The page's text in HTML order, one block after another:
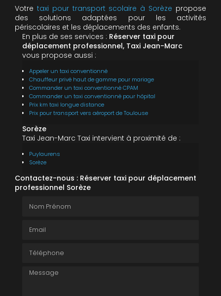
Votre taxi pour transport scolaire à Sorèze propose
des solutions adaptées pour les activités
périscolaires et les déplacements des enfants.
En plus de ses services : Réserver taxi pour
déplacement professionnel, Taxi Jean-Marc
vous propose aussi :
Appeler un taxi conventionné
Chauffeur privé haut de gamme pour mariage
Commander un taxi conventionné CPAM
Commander un taxi conventionné pour hôpital
Prix km taxi longue distance
Prix pour transport vers aéroport de Toulouse
Sorèze
Taxi Jean-Marc Taxi intervient à proximité de :
Puylaurens
Sorèze
Contactez-nous : Réserver taxi pour déplacement
professionnel Sorèze
Message